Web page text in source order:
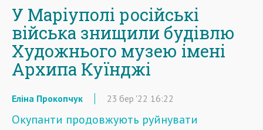
У Маріуполі російські
війська знищили будівлю
Художнього музею імені
Архипа Куїнджі
Еліна Прокопчук 23 бер '22 16:22
Окупанти продовжують руйнувати